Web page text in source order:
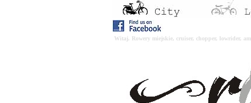
Witaj. Rowery miejskie, cruiser, chopper, lowrider,